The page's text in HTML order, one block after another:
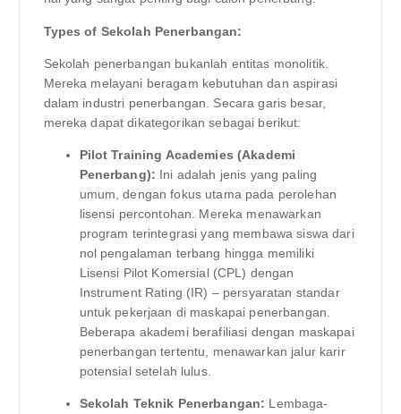
Types of Sekolah Penerbangan:
Sekolah penerbangan bukanlah entitas monolitik.
Mereka melayani beragam kebutuhan dan aspirasi
dalam industri penerbangan. Secara garis besar,
mereka dapat dikategorikan sebagai berikut:
Pilot Training Academies (Akademi
Penerbang): Ini adalah jenis yang paling
umum, dengan fokus utama pada perolehan
lisensi percontohan. Mereka menawarkan
program terintegrasi yang membawa siswa dari
nol pengalaman terbang hingga memiliki
Lisensi Pilot Komersial (CPL) dengan
Instrument Rating (IR) – persyaratan standar
untuk pekerjaan di maskapai penerbangan.
Beberapa akademi berafiliasi dengan maskapai
penerbangan tertentu, menawarkan jalur karir
potensial setelah lulus.
Sekolah Teknik Penerbangan: Lembaga-